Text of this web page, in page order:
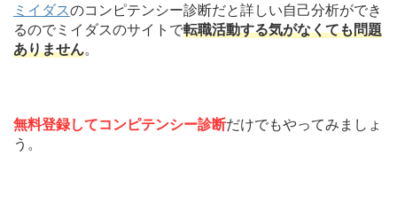
ミイダスのコンピテンシー診断だと詳しい自己分析ができ
るのでミイダスのサイトで転職活動する気がなくても問題
ありません。
無料登録してコンピテンシー診断だけでもやってみましょ
う。